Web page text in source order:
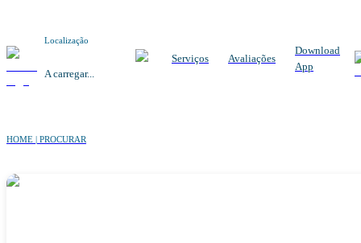
Localização
A carregar...
Serviços Avaliações
Download
App
HOME | PROCURAR